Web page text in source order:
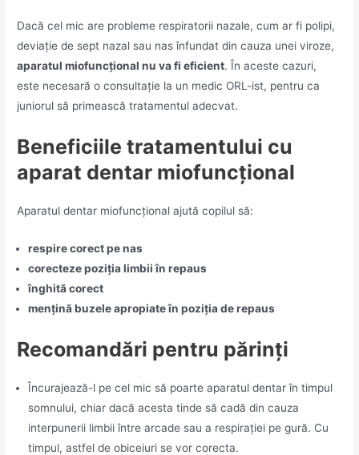
Dacă cel mic are probleme respiratorii nazale, cum ar fi polipi,
deviație de sept nazal sau nas înfundat din cauza unei viroze,
aparatul miofuncțional nu va fi eficient. În aceste cazuri,
este necesară o consultație la un medic ORL-ist, pentru ca
juniorul să primească tratamentul adecvat.
Beneficiile tratamentului cu
aparat dentar miofuncțional
Aparatul dentar miofuncțional ajută copilul să:
respire corect pe nas
corecteze poziția limbii în repaus
înghită corect
mențină buzele apropiate în poziția de repaus
Recomandări pentru părinți
Încurajează-l pe cel mic să poarte aparatul dentar în timpul
somnului, chiar dacă acesta tinde să cadă din cauza
interpunerii limbii între arcade sau a respirației pe gură. Cu
timpul, astfel de obiceiuri se vor corecta.